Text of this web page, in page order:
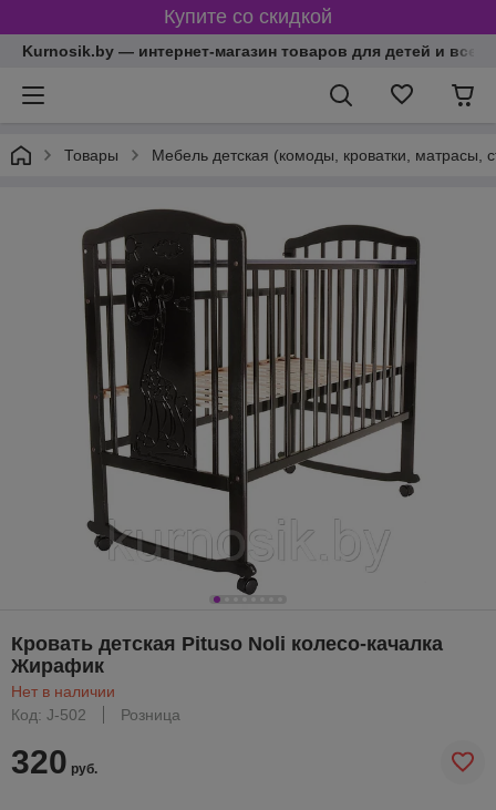
Купите со скидкой
Kurnosik.by — интернет-магазин товаров для детей и всей
Товары Мебель детская (комоды, кроватки, матрасы,
Кровать детская Pituso Noli колесо-качалка
Жирафик
Нет в наличии
Код: J-502
Розница
320 руб.